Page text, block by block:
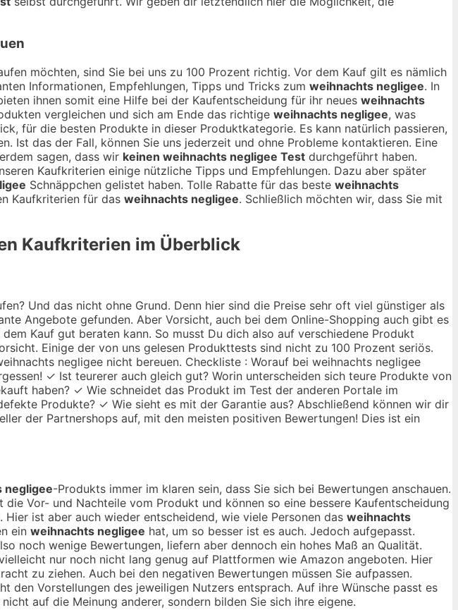
möchten, sind Sie bei uns zu 100 Prozent richtig. Vor dem Kauf gilt es nämlich
Informationen, Empfehlungen, Tipps und Tricks zum weihnachts negligee. In
ihnen somit eine Hilfe bei der Kaufentscheidung für ihr neues weihnachts
vergleichen und sich am Ende das richtige weihnachts negligee, was
für die besten Produkte in dieser Produktkategorie. Es kann natürlich passieren,
Ist das der Fall, können Sie uns jederzeit und ohne Probleme kontaktieren. Eine
sagen, dass wir keinen weihnachts negligee Test durchgeführt haben.
Kaufkriterien einige nützliche Tipps und Empfehlungen. Dazu aber später
Schnäppchen gelistet haben. Tolle Rabatte für das beste weihnachts
Kaufkriterien für das weihnachts negligee. Schließlich möchten wir, dass Sie mit
Kaufkriterien im Überblick
Und das nicht ohne Grund. Denn hier sind die Preise sehr oft viel günstiger als
Angebote gefunden. Aber Vorsicht, auch bei dem Online-Shopping auch gibt es
Kauf gut beraten kann. So musst Du dich also auf verschiedene Produkt
Einige der von uns gelesen Produkttests sind nicht zu 100 Prozent seriös.
negligee nicht bereuen. Checkliste : Worauf bei weihnachts negligee
✓ Ist teurerer auch gleich gut? Worin unterscheiden sich teure Produkte von
haben? ✓ Wie schneidet das Produkt im Test der anderen Portale im
Produkte? ✓ Wie sieht es mit der Garantie aus? Abschließend können wir dir
der Partnershops auf, mit den meisten positiven Bewertungen! Dies ist ein
negligee-Produkts immer im klaren sein, dass Sie sich bei Bewertungen anschauen.
Vor- und Nachteile vom Produkt und können so eine bessere Kaufentscheidung
Hier ist aber auch wieder entscheidend, wie viele Personen das weihnachts
ein weihnachts negligee hat, um so besser ist es auch. Jedoch aufgepasst.
noch wenige Bewertungen, liefern aber dennoch ein hohes Maß an Qualität.
nur noch nicht lang genug auf Plattformen wie Amazon angeboten. Hier
zu ziehen. Auch bei den negativen Bewertungen müssen Sie aufpassen.
den Vorstellungen des jeweiligen Nutzers entsprach. Auf ihre Wünsche passt es
auf die Meinung anderer, sondern bilden Sie sich ihre eigene.